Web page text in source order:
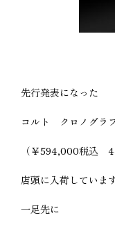
先行発表になった
コルト クロノグラ
（￥594,000税込
店頭に入荷していま
一足先に